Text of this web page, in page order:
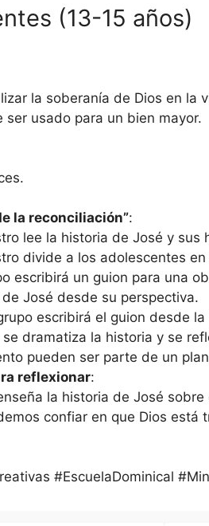
(13-15 años)
la soberanía de Dios en la
ser usado para un bien mayor.
la reconciliación”:
lee la historia de José y sus
divide a los adolescentes en
escribirá un guion para una
José desde su perspectiva.
escribirá el guion desde
dramatiza la historia y se
pueden ser parte de un
reflexionar:
la historia de José sobre
confiar en que Dios está
#EscuelaDominical